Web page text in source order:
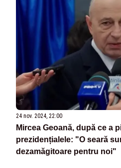
24 nov. 2024, 22:00
Mircea Geoană, după ce a
prezidențialele: "O seară
dezamăgitoare pentru noi"